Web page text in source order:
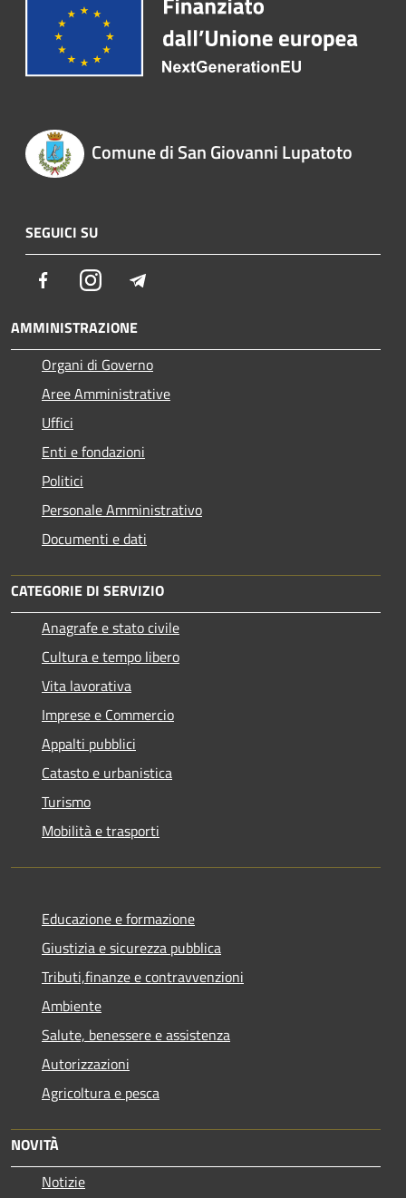
Comune di San Giovanni Lupatoto
SEGUICI SU
FacebookInstagram
AMMINISTRAZIONE
Organi di Governo
Aree Amministrative
Uffici
Enti e fondazioni
Politici
Personale Amministrativo
Documenti e dati
CATEGORIE DI SERVIZIO
Anagrafe e stato civile
Cultura e tempo libero
Vita lavorativa
Imprese e Commercio
Appalti pubblici
Catasto e urbanistica
Turismo
Mobilità e trasporti
Educazione e formazione
Giustizia e sicurezza pubblica
Tributi,finanze e contravvenzioni
Ambiente
Salute, benessere e assistenza
Autorizzazioni
Agricoltura e pesca
NOVITÀ
Notizie